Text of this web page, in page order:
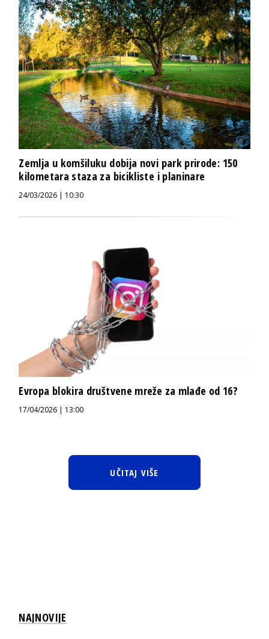
Zemlja u komšiluku dobija novi park prirode: 150
kilometara staza za bicikliste i planinare
24/03/2026 | 10:30
Evropa blokira društvene mreže za mlađe od 16?
17/04/2026 | 13:00
UČITAJ VIŠE
NAJNOVIJE